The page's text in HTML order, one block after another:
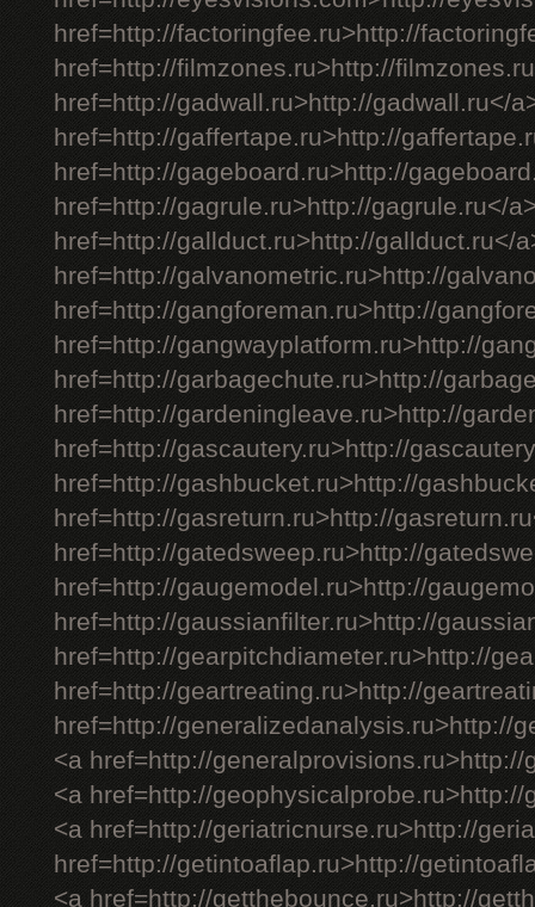
href=http://factoringfee.ru>http://
href=http://filmzones.ru>http://
href=http://gadwall.ru>http://gadwall.ru</
href=http://gaffertape.ru>http://
href=http://gageboard.ru>http://
href=http://gagrule.ru>http://gagrule.ru</
href=http://gallduct.ru>http://gallduct.ru</
href=http://galvanometric.ru>http://
href=http://gangforeman.ru>http://
href=http://gangwayplatform.ru>http://
href=http://garbagechute.ru>http://
href=http://gardeningleave.ru>http://
href=http://gascautery.ru>http://
href=http://gashbucket.ru>http://
href=http://gasreturn.ru>http://
href=http://gatedsweep.ru>http://
href=http://gaugemodel.ru>http://
href=http://gaussianfilter.ru>http://
href=http://gearpitchdiameter.ru>http://
href=http://geartreating.ru>http://
href=http://generalizedanalysis.ru>http://
<a href=http://
<a href=http://
<a href=http://geriatricnurse.ru>http://
href=http://getintoaflap.ru>http://
<a href=http://getthebounce.ru>http://